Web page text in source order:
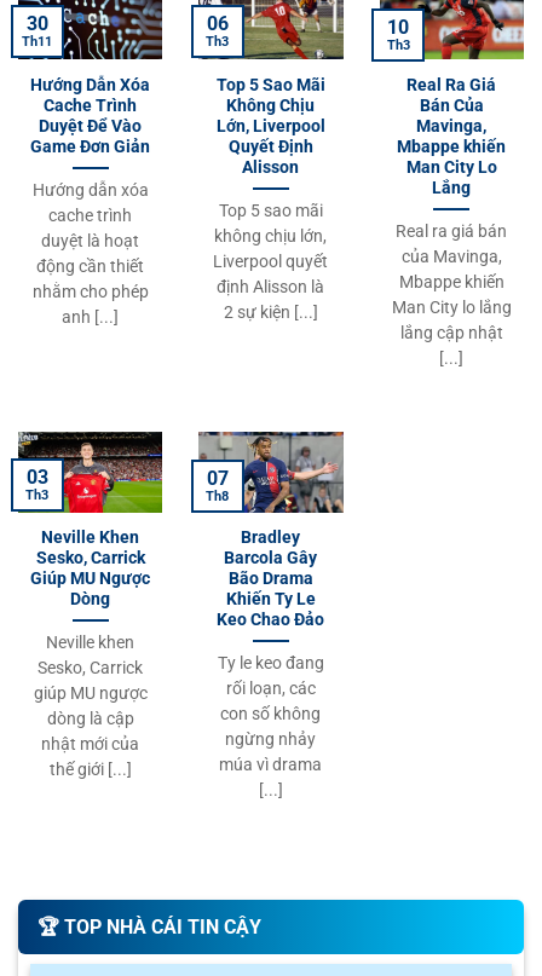
Hướng Dẫn Xóa
Cache Trình
Duyệt Để Vào
Game Đơn Giản
Hướng dẫn xóa
cache trình
duyệt là hoạt
động cần thiết
nhằm cho phép
anh [...]
30
Th11
Top 5 Sao Mãi
Không Chịu
Lớn, Liverpool
Quyết Định
Alisson
Top 5 sao mãi
không chịu lớn,
Liverpool quyết
định Alisson là
2 sự kiện [...]
06
Th3
Real Ra Giá
Bán Của
Mavinga,
Mbappe khiến
Man City Lo
Lắng
Real ra giá bán
của Mavinga,
Mbappe khiến
Man City lo lắng
lắng cập nhật
[...]
10
Th3
Neville Khen
Sesko, Carrick
Giúp MU Ngược
Dòng
Neville khen
Sesko, Carrick
giúp MU ngược
dòng là cập
nhật mới của
thế giới [...]
03
Th3
Bradley
Barcola Gây
Bão Drama
Khiến Ty Le
Keo Chao Đảo
Ty le keo đang
rối loạn, các
con số không
ngừng nhảy
múa vì drama
[...]
07
Th8
🏆️ TOP NHÀ CÁI TIN CẬY